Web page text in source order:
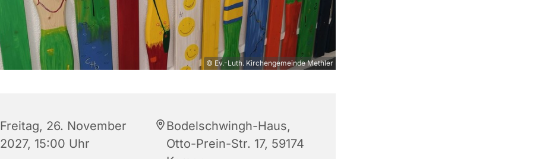
© Ev.-Luth. Kirchengemeinde Methler
Freitag, 26. November
2027, 15:00 Uhr
Bodelschwingh-Haus,
Otto-Prein-Str. 17, 59174